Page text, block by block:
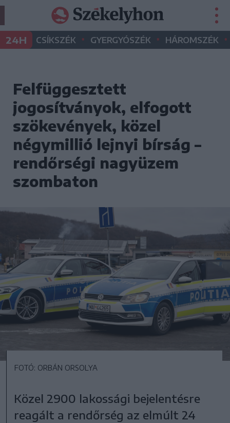
24H CSÍKSZÉK • GYERGYÓSZÉK • HÁROMSZÉK •
Felfüggesztett
jogosítványok, elfogott
szökevények, közel
négymillió lejnyi bírság –
rendőrségi nagyüzem
szombaton
FOTÓ: ORBÁN ORSOLYA
Közel 2900 lakossági bejelentésre
reagált a rendőrség az elmúlt 24